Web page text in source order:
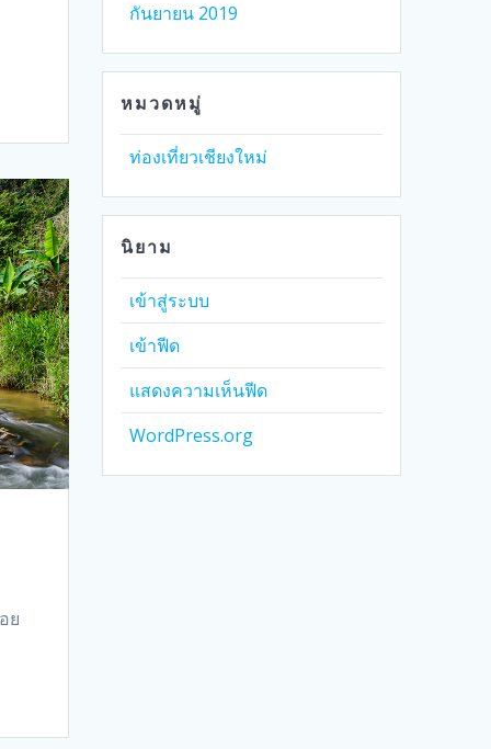
ย
กันยายน 2019
หมวดหมู่
ท่องเที่ยวเชียงใหม่
นิยาม
เข้าสู่ระบบ
เข้าฟีด
แสดงความเห็นฟีด
WordPress.org